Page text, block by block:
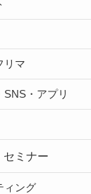
リマ
・アプリ
セミナー
ィング